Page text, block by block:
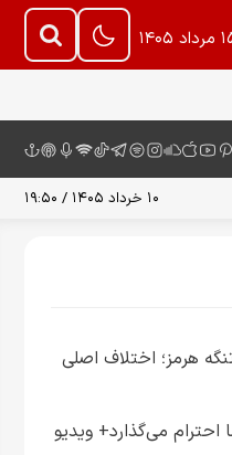
۱۴۰۵
۱۰ خرداد ۱۴۰۵ / ۱۹:۵۰
هرمز؛ اختلاف اصلی
احترام می‌گذارد+ ویدیو